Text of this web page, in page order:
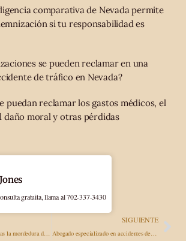
comparativa de Nevada permite
si tu responsabilidad es
se pueden reclamar en una
de tráfico en Nevada?
puedan reclamar los gastos médicos, el
daño moral y otras pérdidas
¿Qué hay que hacer tras la mordedura de un perro en Nevada? Guía jurídica para las víctimas en Las Vegas
SIGUIENTE
gratuita, llama al 702-337-3430